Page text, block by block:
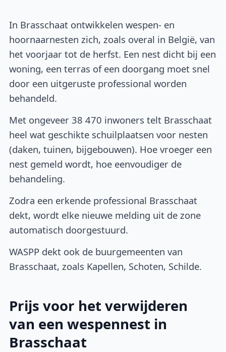
In Brasschaat ontwikkelen wespen- en
hoornaarnesten zich, zoals overal in België, van
het voorjaar tot de herfst. Een nest dicht bij een
woning, een terras of een doorgang moet snel
door een uitgeruste professional worden
behandeld.
Met ongeveer 38 470 inwoners telt Brasschaat
heel wat geschikte schuilplaatsen voor nesten
(daken, tuinen, bijgebouwen). Hoe vroeger een
nest gemeld wordt, hoe eenvoudiger de
behandeling.
Zodra een erkende professional Brasschaat
dekt, wordt elke nieuwe melding uit de zone
automatisch doorgestuurd.
WASPP dekt ook de buurgemeenten van
Brasschaat, zoals Kapellen, Schoten, Schilde.
Prijs voor het verwijderen
van een wespennest in
Brasschaat